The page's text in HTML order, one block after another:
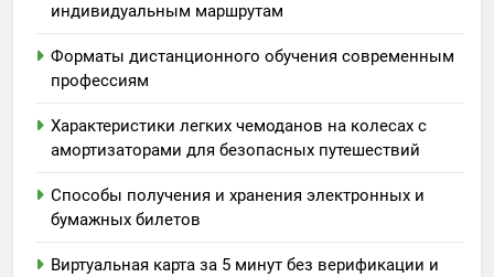
индивидуальным маршрутам
Форматы дистанционного обучения современным
профессиям
Характеристики легких чемоданов на колесах с
амортизаторами для безопасных путешествий
Способы получения и хранения электронных и
бумажных билетов
Виртуальная карта за 5 минут без верификации и